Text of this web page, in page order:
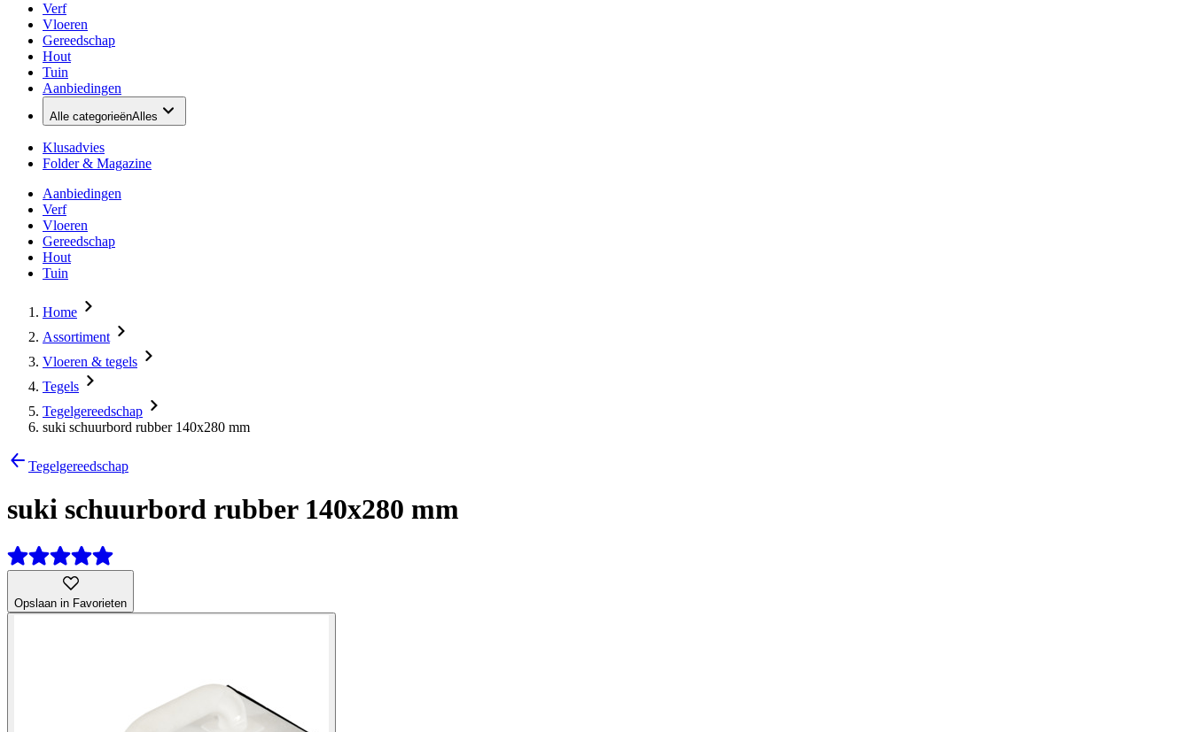
Verf
Vloeren
Gereedschap
Hout
Tuin
Aanbiedingen
Alle categorieënAlles
Klusadvies
Folder & Magazine
Aanbiedingen
Verf
Vloeren
Gereedschap
Hout
Tuin
Home
Assortiment
Vloeren & tegels
Tegels
Tegelgereedschap
suki schuurbord rubber 140x280 mm
Tegelgereedschap
suki schuurbord rubber 140x280 mm
Opslaan in Favorieten